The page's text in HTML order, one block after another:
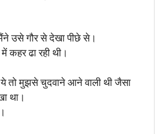
उसे गौर से देखा पीछे से।
कहर ढा रही थी।
तो मुझसे चुदवाने आने वाली थी जैसा
था।